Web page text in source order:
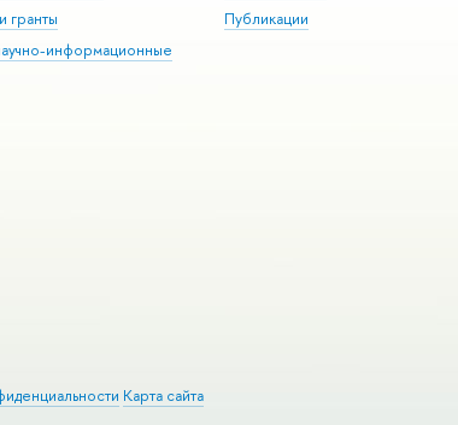
гранты
информационные
Публикации
Карта сайта